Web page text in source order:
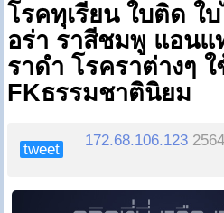
โรคทุเรียน ใบติด ใ
อร่า ราสีชมพู แอนแ
ราดำ โรคราต่างๆ ใ
FKธรรมชาตินิยม
tweet
172.68.106.123